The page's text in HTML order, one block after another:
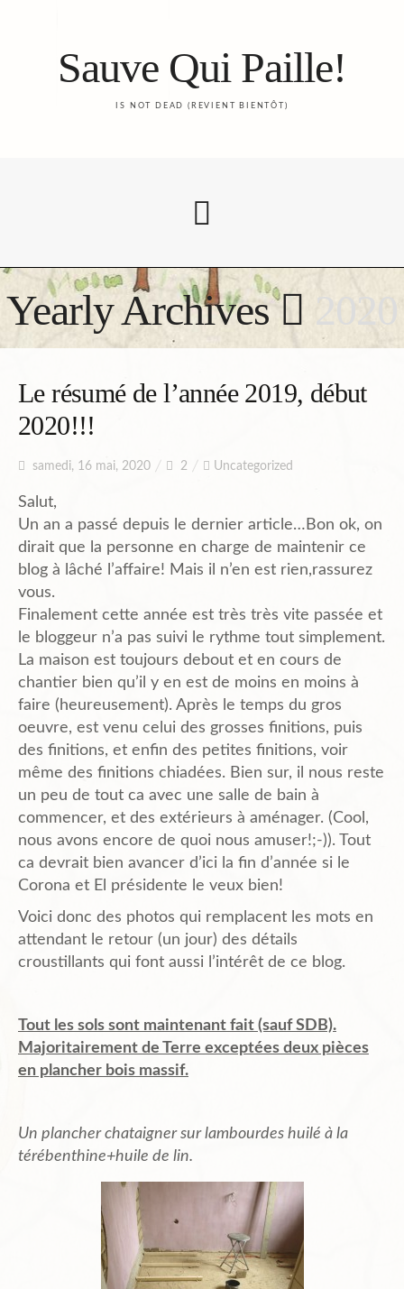
Sauve Qui Paille!
IS NOT DEAD (REVIENT BIENTÔT)
Accueil
Chantiers en cours et à venir.
Chantiers Participatifs
Budget
Plans et Doc.
PIèces du Permis
Plans de l’Abri
Liens Amis
Contact
Yearly Archives 2020
Le résumé de l’année 2019, début
2020!!!
samedi, 16 mai, 2020 2 Uncategorized
Salut,
Un an a passé depuis le dernier article…Bon ok, on
dirait que la personne en charge de maintenir ce
blog à lâché l’affaire! Mais il n’en est rien,rassurez
vous.
Finalement cette année est très très vite passée et
le bloggeur n’a pas suivi le rythme tout simplement.
La maison est toujours debout et en cours de
chantier bien qu’il y en est de moins en moins à
faire (heureusement). Après le temps du gros
oeuvre, est venu celui des grosses finitions, puis
des finitions, et enfin des petites finitions, voir
même des finitions chiadées. Bien sur, il nous reste
un peu de tout ca avec une salle de bain à
commencer, et des extérieurs à aménager. (Cool,
nous avons encore de quoi nous amuser!;-)). Tout
ca devrait bien avancer d’ici la fin d’année si le
Corona et El présidente le veux bien!
Voici donc des photos qui remplacent les mots en
attendant le retour (un jour) des détails
croustillants qui font aussi l’intérêt de ce blog.
Tout les sols sont maintenant fait (sauf SDB).
Majoritairement de Terre exceptées deux pièces
en plancher bois massif.
Un plancher chataigner sur lambourdes huilé à la
térébenthine+huile de lin.